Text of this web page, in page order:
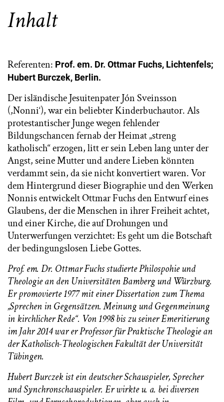
Inhalt
Referenten: Prof. em. Dr. Ottmar Fuchs, Lichtenfels;
Hubert Burczek, Berlin.
Der isländische Jesuitenpater Jón Sveinsson
(,Nonni‘), war ein beliebter Kinderbuchautor. Als
protestantischer Junge wegen fehlender
Bildungschancen fernab der Heimat „streng
katholisch“ erzogen, litt er sein Leben lang unter der
Angst, seine Mutter und andere Lieben könnten
verdammt sein, da sie nicht konvertiert waren. Vor
dem Hintergrund dieser Biographie und den Werken
Nonnis entwickelt Ottmar Fuchs den Entwurf eines
Glaubens, der die Menschen in ihrer Freiheit achtet,
und einer Kirche, die auf Drohungen und
Unterwerfungen verzichtet: Es geht um die Botschaft
der bedingungslosen Liebe Gottes.
Prof. em. Dr. Ottmar Fuchs studierte Philospohie und
Theologie an den Universitäten Bamberg und Würzburg.
Er promovierte 1977 mit einer Dissertation zum Thema
„Sprechen in Gegensätzen. Meinung und Gegenmeinung
in kirchlicher Rede“. Von 1998 bis zu seiner Emeritierung
im Jahr 2014 war er Professor für Praktische Theologie an
der Katholisch-Theologischen Fakultät der Universität
Tübingen.
Hubert Burczek ist ein deutscher Schauspieler, Sprecher
und Synchronschauspieler. Er wirkte u. a. bei diversen